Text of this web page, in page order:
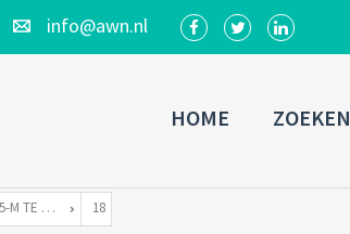
info@awn.nl
HOME ZOEKEN
RAAMGRACHT 15-M TE 1011 KH AMSTERDAM 18